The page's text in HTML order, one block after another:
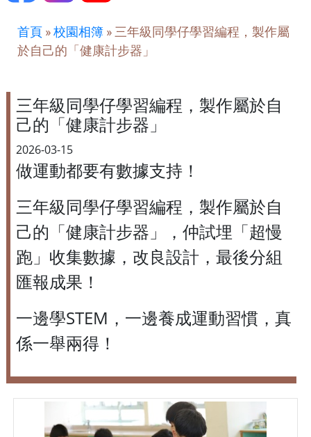
首頁 »校園相簿 »三年級同學仔學習編程，製作屬
於自己的「健康計步器」
三年級同學仔學習編程，製作屬於自
己的「健康計步器」
2026-03-15
做運動都要有數據支持！
三年級同學仔學習編程，製作屬於自
己的「健康計步器」，仲試埋「超慢
跑」收集數據，改良設計，最後分組
匯報成果！
一邊學STEM，一邊養成運動習慣，真
係一舉兩得！